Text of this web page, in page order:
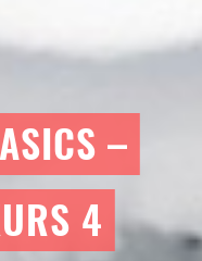
–
4